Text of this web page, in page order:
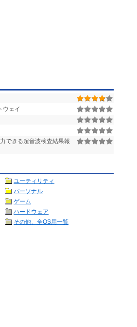
ウェイ
できる超音波検査結果報
ユーティリティ
パーソナル
ゲーム
ハードウェア
その他、全OS用一覧